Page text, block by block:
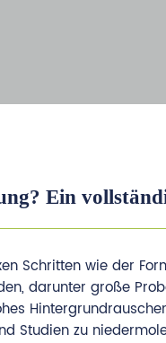
Ein
Schritten wie der
darunter große
Studien zu